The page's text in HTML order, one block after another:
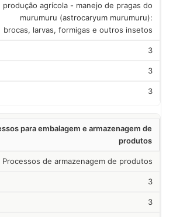
produção agrícola - manejo de pragas do
murumuru (astrocaryum murumuru):
brocas, larvas, formigas e outros insetos
3
3
3
para embalagem e armazenagem de
produtos
Processos de armazenagem de produtos
3
3